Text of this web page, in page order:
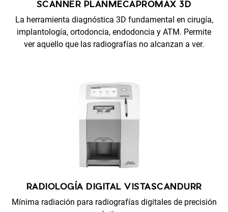
SCANNER PLANMECAPROMAX 3D
La herramienta diagnóstica 3D fundamental en cirugía,
implantología, ortodoncia, endodoncia y ATM. Permite
ver aquello que las radiografías no alcanzan a ver.
RADIOLOGÍA DIGITAL VISTASCANDURR
Mínima radiación para radiografías digitales de precisión